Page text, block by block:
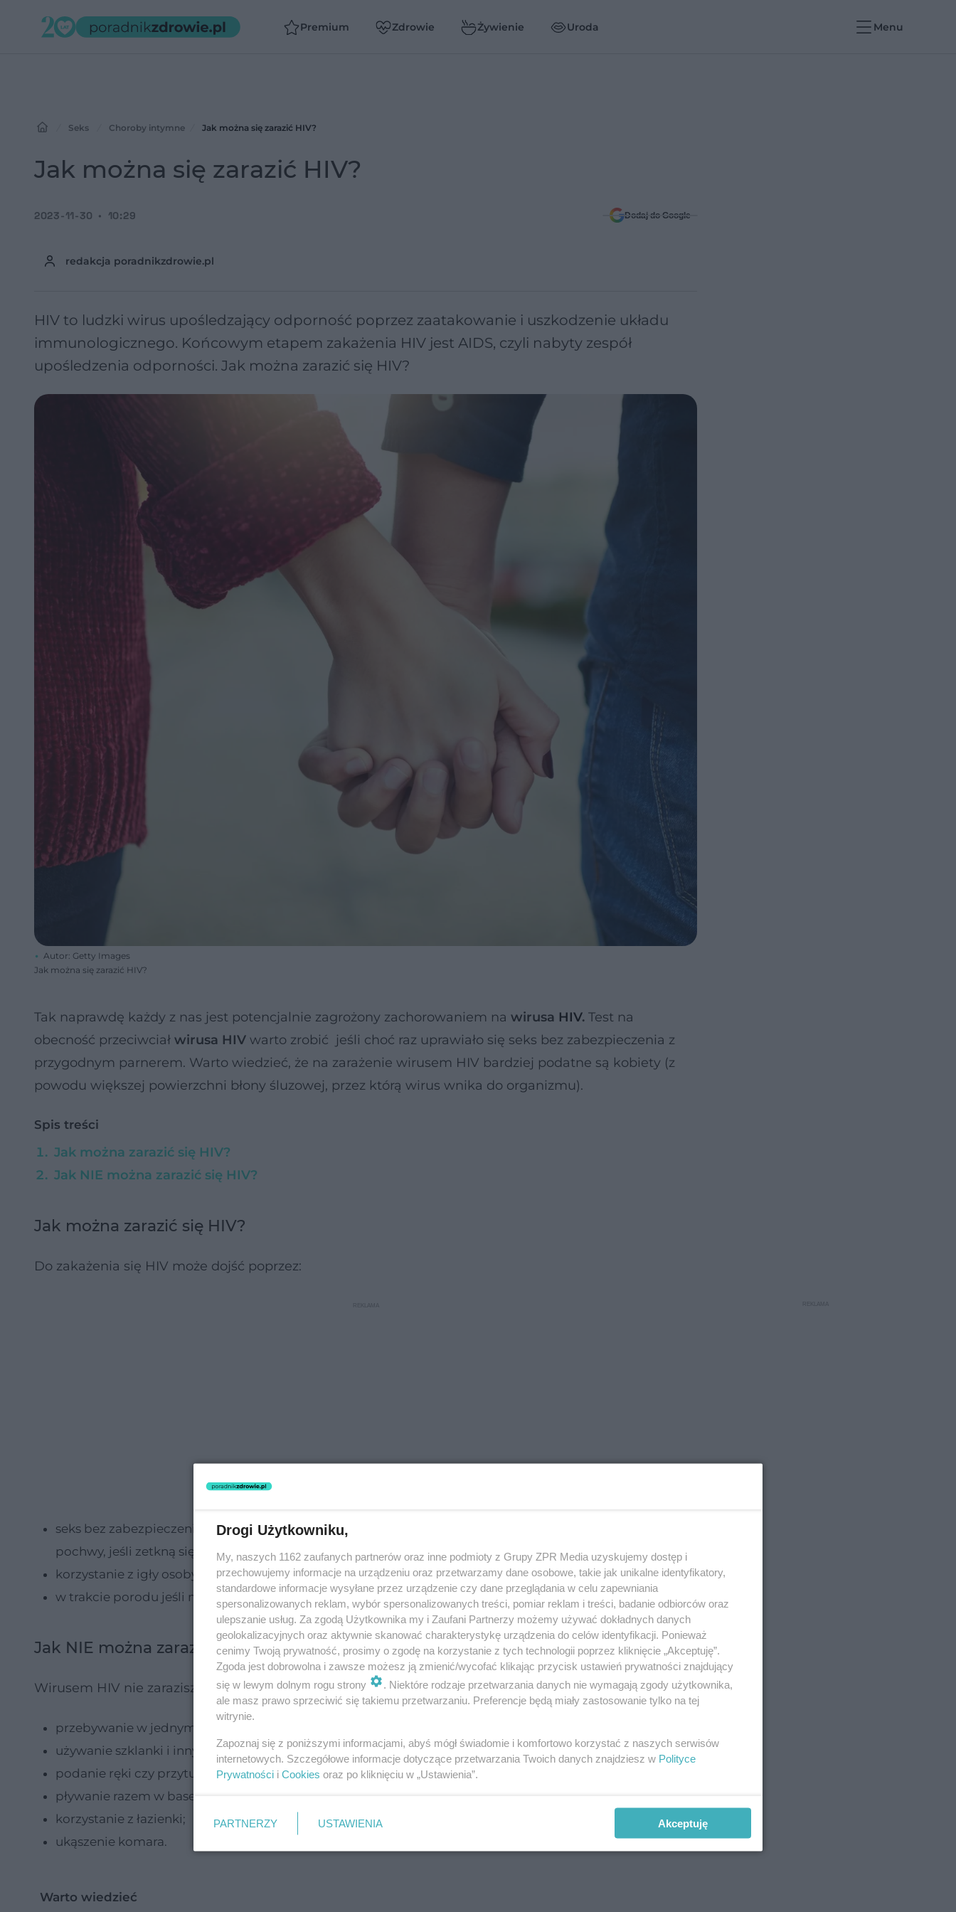
Premium Zdrowie Żywienie Uroda Menu
Seks Choroby intymne Jak można się zarazić HIV?
Jak można się zarazić HIV?
redakcja poradnikzdrowie.pl
2023-11-30 10:29 Dodaj do Google
HIV to ludzki wirus upośledzający odporność poprzez zaatakowanie i uszkodzenie układu
immunologicznego. Końcowym etapem zakażenia HIV jest AIDS, czyli nabyty zespół
upośledzenia odporności. Jak można zarazić się HIV?
Autor: Getty Images
Jak można się zarazić HIV?
Tak naprawdę każdy z nas jest potencjalnie zagrożony zachorowaniem na wirusa HIV. Test na
obecność przeciwciał wirusa HIV warto zrobić jeśli choć raz uprawiało się seks bez zabezpieczenia z
przygodnym parnerem. Warto wiedzieć, że na zarażenie wirusem HIV bardziej podatne są kobiety (z
powodu większej powierzchni błony śluzowej, przez którą wirus wnika do organizmu).
Spis treści
Jak można zarazić się HIV?
Jak NIE można zarazić się HIV?
Jak można zarazić się HIV?
Do zakażenia się HIV może dojść poprzez:
seks bez zabezpieczenia oraz kontakt z wydzielinami takimi jak sperma, płyn preejakulacyjny, wydzielina z
pochwy, jeśli zetkną się one z uszkodzonym naskórkiem czy błoną śluzową;
korzystanie z igły osoby zarażonej;
w trakcie porodu jeśli matka jest nosicielką wirusa HIV oraz w trakcie karmienia piersią; przez krew.
Jak NIE można zarazić się HIV?
Wirusem HIV nie zarazisz się poprzez:
przebywanie w jednym pomieszczeniu z osobą chorą;
używanie szklanki i innych przedmiotów codziennego użytku;
podanie ręki czy przytulanie;
pływanie razem w basenie;
korzystanie z łazienki;
ukąszenie komara.
Warto wiedzieć
Drogi Użytkowniku,
My, naszych 1162 zaufanych partnerów oraz inne podmioty z Grupy ZPR Media uzyskujemy dostęp i
przechowujemy informacje na urządzeniu oraz przetwarzamy dane osobowe, takie jak unikalne identyfikatory,
standardowe informacje wysyłane przez urządzenie czy dane przeglądania w celu zapewniania
spersonalizowanych reklam, wybór spersonalizowanych treści, pomiar reklam i treści, badanie odbiorców oraz
ulepszanie usług. Za zgodą Użytkownika my i Zaufani Partnerzy możemy używać dokładnych danych
geolokalizacyjnych oraz aktywnie skanować charakterystykę urządzenia do celów identyfikacji. Ponieważ
cenimy Twoją prywatność, prosimy o zgodę na korzystanie z tych technologii poprzez kliknięcie „Akceptuję”.
Zgoda jest dobrowolna i zawsze możesz ją zmienić/wycofać klikając przycisk ustawień prywatności znajdujący
się w lewym dolnym rogu strony
. Niektóre rodzaje przetwarzania danych nie wymagają zgody użytkownika,
ale masz prawo sprzeciwić się takiemu przetwarzaniu. Preferencje będą miały zastosowanie tylko na tej
witrynie.
Zapoznaj się z poniższymi informacjami, abyś mógł świadomie i komfortowo korzystać z naszych serwisów
internetowych. Szczegółowe informacje dotyczące przetwarzania Twoich danych znajdziesz w Polityce
Prywatności i Cookies oraz po kliknięciu w „Ustawienia”.
PARTNERZY USTAWIENIA Akceptuję